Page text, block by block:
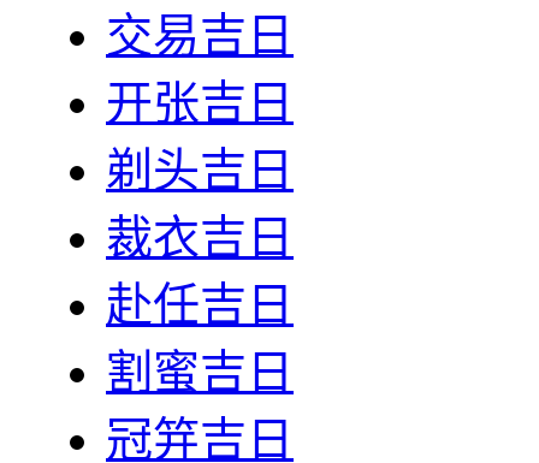
交易吉日
开张吉日
剃头吉日
裁衣吉日
赴任吉日
割蜜吉日
冠笄吉日